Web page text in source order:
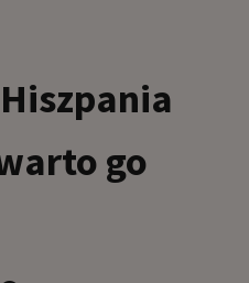
go